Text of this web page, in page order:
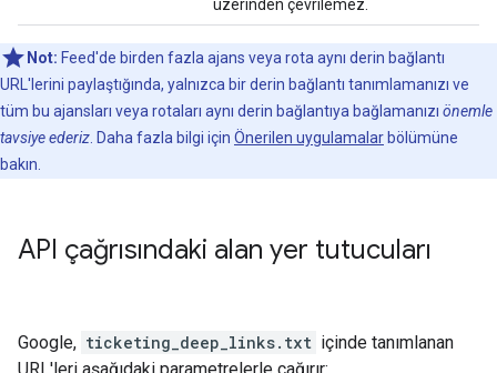
üzerinden çevrilemez.
Not: Feed'de birden fazla ajans veya rota aynı derin bağlantı
URL'lerini paylaştığında, yalnızca bir derin bağlantı tanımlamanızı ve
tüm bu ajansları veya rotaları aynı derin bağlantıya bağlamanızı önemle
tavsiye ederiz . Daha fazla bilgi için Önerilen uygulamalar bölümüne
bakın.
API çağrısındaki alan yer tutucuları
Google, ticketing_deep_links.txt içinde tanımlanan